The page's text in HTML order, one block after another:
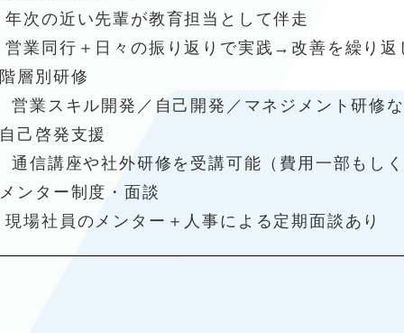
次の近い先輩が教育担当として伴走
業同行＋日々の振り返りで実践→改善を繰り返
層別研修
業スキル開発／自己開発／マネジメント研修
己啓発支援
信講座や社外研修を受講可能（費用一部もし
ンター制度・面談
場社員のメンター＋人事による定期面談あり